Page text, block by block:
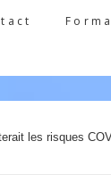
les risques